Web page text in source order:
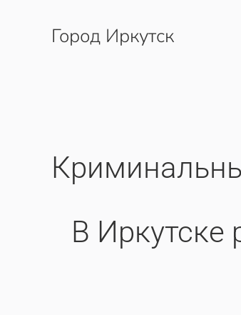
Перейти к содержимому
Город Иркутск
​В Иркутске